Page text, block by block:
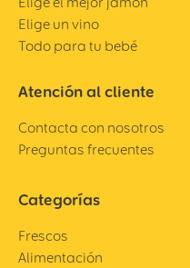
Elige un vino
Todo para tu bebé
Atención al cliente
Contacta con nosotros
Preguntas frecuentes
Categorías
Frescos
Alimentación